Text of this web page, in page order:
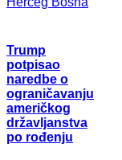
Trump
potpisao
naredbe o
ograničavanju
američkog
državljanstva
po rođenju